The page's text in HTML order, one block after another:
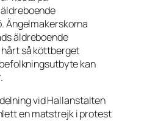
Ängelmakerskorna
äldreboende
så köttberget
kan
vid Hallanstalten
en matstrejk i protest